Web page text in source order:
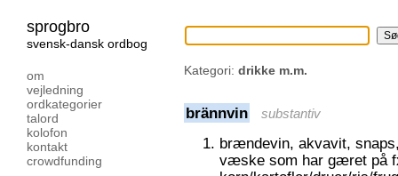
sprogbro
svensk-dansk ordbog
om
vejledning
ordkategorier
talord
kolofon
kontakt
crowdfunding
Kategori: drikke m.m.
brännvin substantiv
brændevin, akvavit,
væske som har gæret på